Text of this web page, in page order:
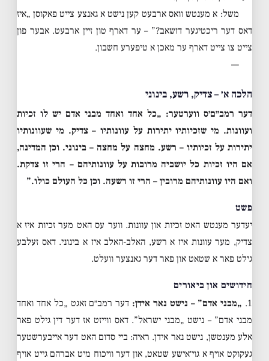
משל: א מענטש וואס ארבעט קען נישט א גאנצע צייט פאקוסן „איז
דאס דער ריכטיגער דזשאב?” – ער דארף טון זיין ארבעט. אבער פון
צייט צו צייט דארף ער מאכן א טיפערע חשבון.
—
הלכה א׳ – צדיק, רשע, בינוני
דער רמב״ם׳ס ווערטער: „כל אחד ואחד מבני אדם יש לו זכיות
ועוונות. מי שזכיותיו יתירות על עוונותיו – צדיק. מי שעוונותיו
יתירות על זכיותיו – רשע. מחצה על מחצה – בינוני. וכן המדינה,
אם היו זכיות כל יושביה מרובות על עוונותיהם – הרי זו צדקת.
ואם היו עוונותיהם מרובין – הרי זו רשעה. וכן כל העולם כולו.”
פשט
יעדער מענטש האט זכיות און עוונות. ווער עס האט מער זכיות איז א
צדיק, מער עוונות איז א רשע, האלב-האלב איז א בינוני. דאס זעלבע
גילט פאר א שטאט און פאר דער גאנצער וועלט.
חידושים און ביאורים
1. „מבני אדם” – נישט נאר אידן: דער רמב״ם זאגט „כל אחד ואחד
מבני אדם” – נישט „מבני ישראל”. דאס ווייזט אז דער דין גילט פאר
אלע מענטשן, נישט נאר אידן. ראיה: ביי סדום האט דער אייבערשטער
געקוקט אויף א גוי׳אישע שטאט, און דער וויכוח מיט אברהם גייט אויף